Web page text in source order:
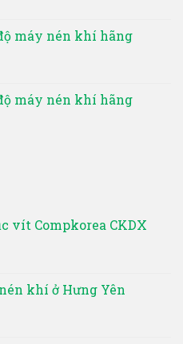
máy nén khí hãng
máy nén khí hãng
vít Compkorea CKDX
khí ở Hưng Yên